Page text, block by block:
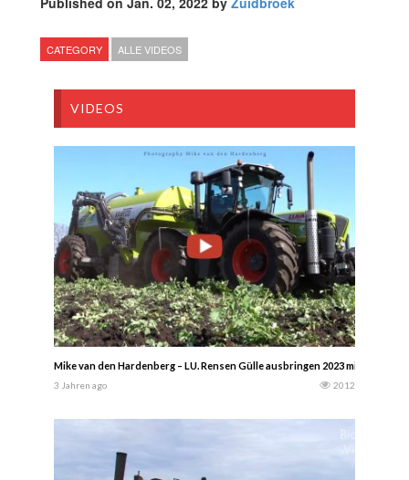
CATEGORY ALLE VIDEOS
VIDEOS
Mike van den Hardenberg – LU. Rensen Gülle ausbringen 2023 mit einem
3 Jahren ago 2012